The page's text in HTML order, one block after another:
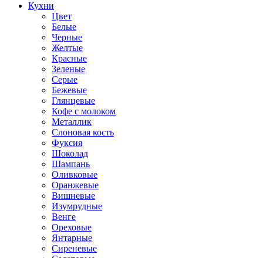
Кухни
Цвет
Белые
Черные
Желтые
Красные
Зеленые
Серые
Бежевые
Глянцевые
Кофе с молоком
Металлик
Слоновая кость
Фуксия
Шоколад
Шампань
Оливковые
Оранжевые
Вишневые
Изумрудные
Венге
Ореховые
Янтарные
Сиреневые